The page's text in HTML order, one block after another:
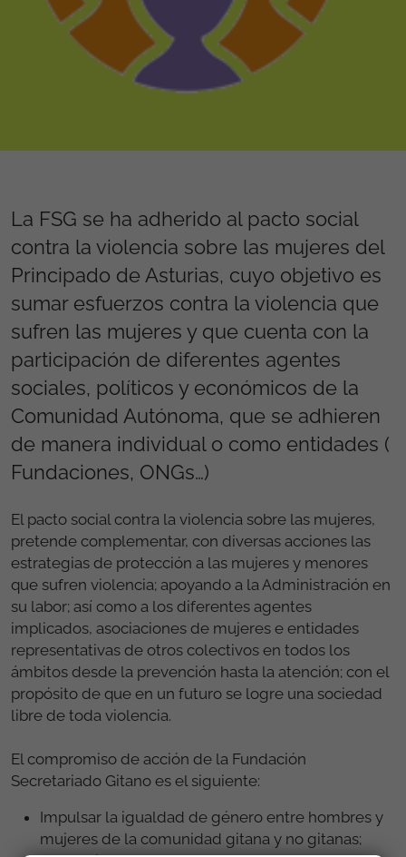
La FSG se ha adherido al pacto social
contra la violencia sobre las mujeres del
Principado de Asturias, cuyo objetivo es
sumar esfuerzos contra la violencia que
sufren las mujeres y que cuenta con la
participación de diferentes agentes
sociales, políticos y económicos de la
Comunidad Autónoma, que se adhieren
de manera individual o como entidades (
Fundaciones, ONGs…)
El pacto social contra la violencia sobre las mujeres,
pretende complementar, con diversas acciones las
estrategias de protección a las mujeres y menores
que sufren violencia; apoyando a la Administración en
su labor; así como a los diferentes agentes
implicados, asociaciones de mujeres e entidades
representativas de otros colectivos en todos los
ámbitos desde la prevención hasta la atención; con el
propósito de que en un futuro se logre una sociedad
libre de toda violencia.
El compromiso de acción de la Fundación
Secretariado Gitano es el siguiente:
Impulsar la igualdad de género entre hombres y
mujeres de la comunidad gitana y no gitanas;